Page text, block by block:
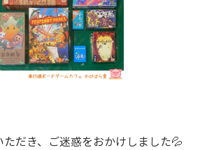
だき、ご迷惑をおかけしました💦